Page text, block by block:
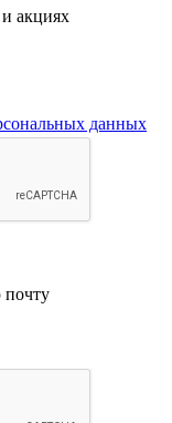
акциях
данных
почту